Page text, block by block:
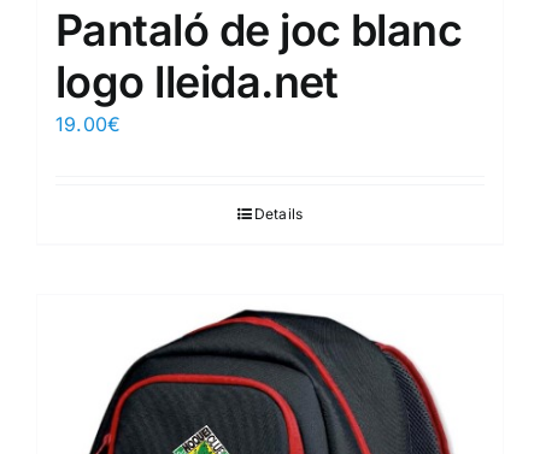
Pantaló de joc blanc
logo lleida.net
19.00€
Details